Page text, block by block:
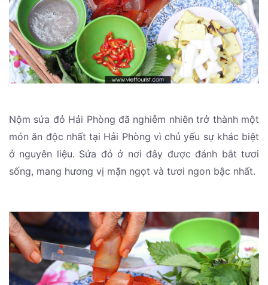
Nộm sứa đỏ Hải Phòng đã nghiễm nhiên trở thành một
món ăn độc nhất tại Hải Phòng vì chủ yếu sự khác biệt
ở nguyên liệu. Sứa đỏ ở nơi đây được đánh bắt tươi
sống, mang hương vị mặn ngọt và tươi ngon bậc nhất.